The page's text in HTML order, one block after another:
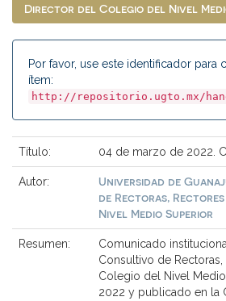
Director del Colegio del Nivel
Por favor, use este identificador para
ítem:
http://repositorio.ugto.mx/
Título: 04 de marzo de 2022.
Autor:
Universidad de
de Rectoras,
Nivel Medio Superior
Resumen:
Comunicado
Consultivo de
Colegio del Nivel
2022 y publicado en la